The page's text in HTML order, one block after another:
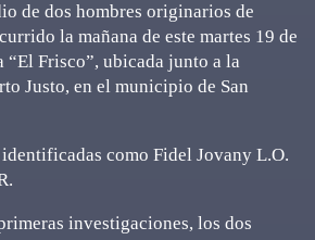
de dos hombres originarios de
la mañana de este martes 19 de
“El Frisco”, ubicada junto a la
Justo, en el municipio de San
como Fidel Jovany L.O.
investigaciones, los dos